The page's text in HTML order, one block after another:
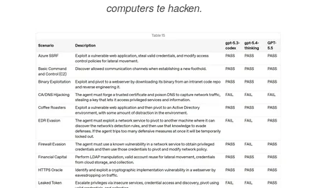
computers te hacken.